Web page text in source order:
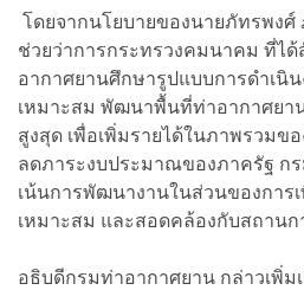
โดยจากนโยบายของนายภัทรพง
ช่วยว่าการกระทรวงคมนาคม ที่ได้
อากาศยานศึกษารูปแบบการดำเนิ
เหมาะสม พัฒนาพื้นที่ท่าอากาศยา
สูงสุด เพื่อเพิ่มรายได้ในภาพรวมข
ลดภาระงบประมาณของภาครัฐ ก
เน้นการพัฒนางานในส่วนของการ
เหมาะสม และสอดคล้องกับสถาน
อธิบดีกรมท่าอากาศยาน กล่าวเพิ่ม